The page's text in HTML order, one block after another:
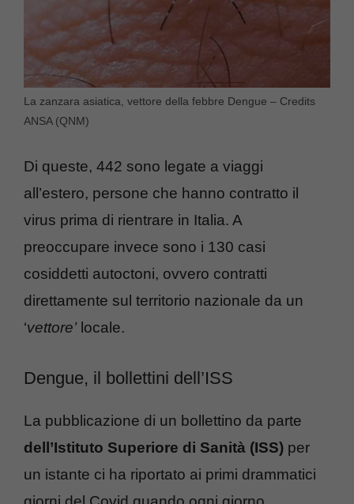
La zanzara asiatica, vettore della febbre Dengue – Credits
ANSA (QNM)
Di queste, 442 sono legate a viaggi
all’estero, persone che hanno contratto il
virus prima di rientrare in Italia. A
preoccupare invece sono i 130 casi
cosiddetti autoctoni, ovvero contratti
direttamente sul territorio nazionale da un
‘vettore’locale.
Dengue, il bollettini dell’ISS
La pubblicazione di un bollettino da parte
dell’Istituto Superiore di Sanità (ISS) per
un istante ci ha riportato ai primi drammatici